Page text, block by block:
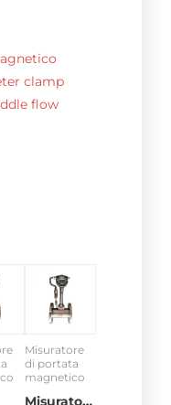
clamp
flow
Misuratore
di portata
magnetico
Misuratore